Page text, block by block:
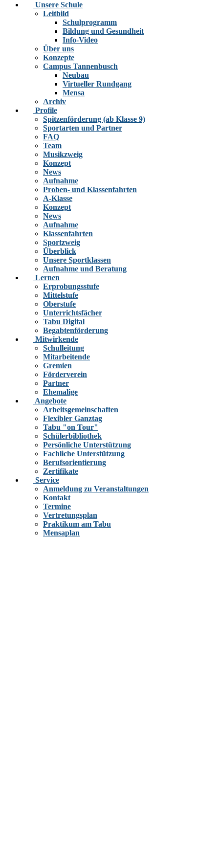
Unsere Schule
Leitbild
Schulprogramm
Bildung und Gesundheit
Info-Video
Über uns
Konzepte
Campus Tannenbusch
Neubau
Virtueller Rundgang
Mensa
Archiv
Profile
Spitzenförderung (ab Klasse 9)
Sportarten und Partner
FAQ
Team
Musikzweig
Konzept
News
Aufnahme
Proben- und Klassenfahrten
A-Klasse
Konzept
News
Aufnahme
Klassenfahrten
Sportzweig
Überblick
Unsere Sportklassen
Aufnahme und Beratung
Lernen
Erprobungsstufe
Mittelstufe
Oberstufe
Unterrichtsfächer
Tabu Digital
Begabtenförderung
Mitwirkende
Schulleitung
Mitarbeitende
Gremien
Förderverein
Partner
Ehemalige
Angebote
Arbeitsgemeinschaften
Flexibler Ganztag
Tabu "on Tour"
Schülerbibliothek
Persönliche Unterstützung
Fachliche Unterstützung
Berufsorientierung
Zertifikate
Service
Anmeldung zu Veranstaltungen
Kontakt
Termine
Vertretungsplan
Praktikum am Tabu
Mensaplan